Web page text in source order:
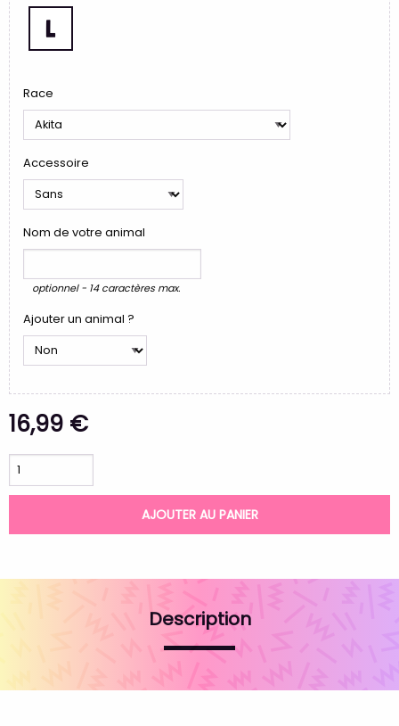
Race
Accessoire
Nom de votre animal
optionnel - 14 caractères max.
Ajouter un animal ?
16,99 €
AJOUTER AU PANIER
Description